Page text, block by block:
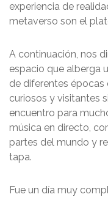
experiencia de
metaverso son el
A continuación, nos
espacio que alberga
de diferentes épocas
curiosos y visitantes
encuentro para
música en directo,
partes del mundo y
tapa.
Fue un día muy